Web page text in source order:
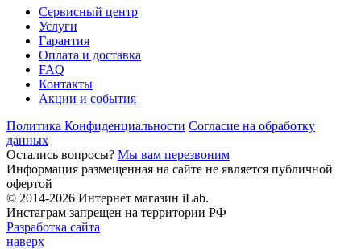
Сервисный центр
Услуги
Гарантия
Оплата и доставка
FAQ
Контакты
Акции и события
Политика Конфиденциальности Согласие на обработку
данных
Остались вопросы? Мы вам перезвоним
Информация размещенная на сайте не является публичной
офертой
© 2014-2026 Интернет магазин iLab.
Инстаграм запрещен на территории РФ
Разработка сайта
наверх